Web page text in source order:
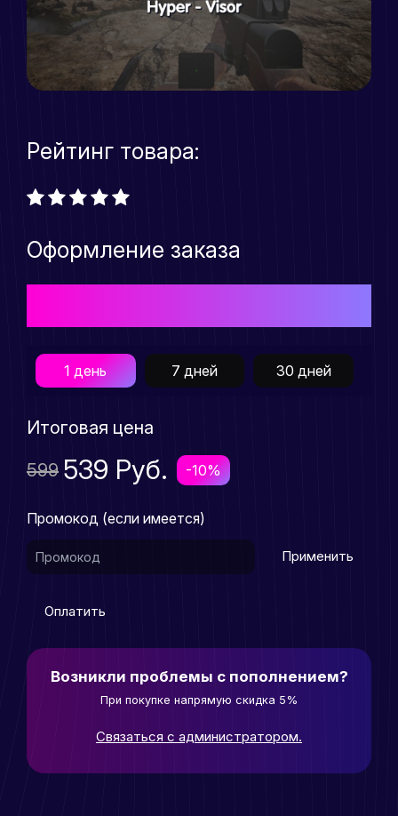
Рейтинг товара:
Оформление заказа
1 день 7 дней 30 дней
Итоговая цена
599 539 Руб. -10%
Промокод (если имеется)
Применить
Оплатить
Возникли проблемы с пополнением?
При покупке напрямую скидка 5%
Связаться с администратором.